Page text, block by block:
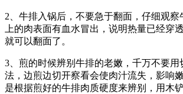
2、牛排入锅后，不要急于翻面，仔细观察
上的肉表面有血水冒出，说明热量已经穿
就可以翻面了。
3、煎的时候辨别牛排的老嫩，千万不要用
法，边煎边切开察看会使肉汁流失，影响
是根据煎好的牛排肉质硬度来辨别，用木